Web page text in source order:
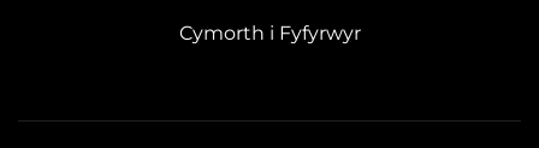
Cymorth i Fyfyrwyr